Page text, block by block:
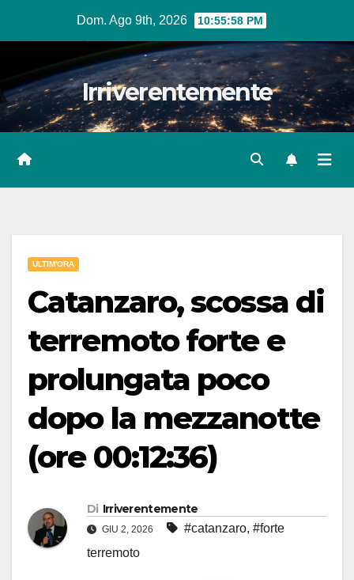
Dom. Ago 9th, 2026 10:55:59 PM
Irriverentemente
ULTIM'ORA
Catanzaro, scossa di
terremoto forte e
prolungata poco
dopo la mezzanotte
(ore 00:12:36)
Di Irriverentemente
GIU 2, 2026 #catanzaro, #forte
terremoto